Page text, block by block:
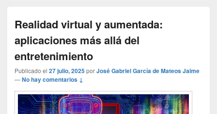
Realidad virtual y aumentada:
aplicaciones más allá del
entretenimiento
Publicado el 27 julio, 2025porJosé Gabriel García de Mateos Jaime
—No hay comentarios ↓